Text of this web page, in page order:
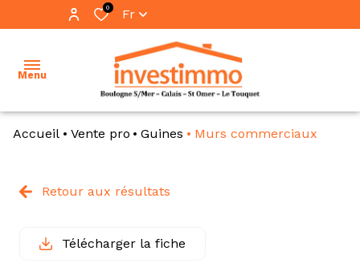
0 Fr
Menu
ventes
vente
pro
Accueil Vente pro Guines Murs commerciaux
Retour aux résultats
Télécharger la fiche